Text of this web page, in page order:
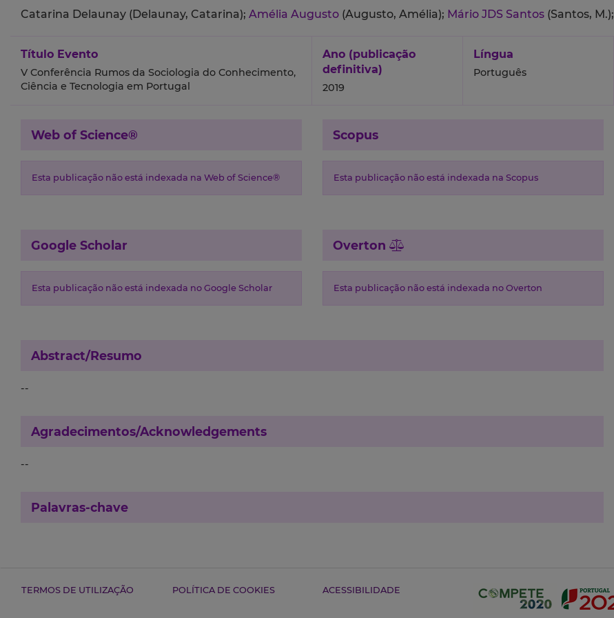
Catarina Delaunay (Delaunay, Catarina); Amélia Augusto (Augusto, Amélia); Mário JDS Santos (Santos, M.);
Título Evento
V Conferência Rumos da Sociologia do Conhecimento,
Ciência e Tecnologia em Portugal
Ano (publicação
definitiva)
2019
Língua
Português
Web of Science®
Esta publicação não está indexada na Web of Science®
Scopus
Esta publicação não está indexada na Scopus
Google Scholar
Esta publicação não está indexada no Google Scholar
Overton
Esta publicação não está indexada no Overton
Abstract/Resumo
--
Agradecimentos/Acknowledgements
--
Palavras-chave
TERMOS DE UTILIZAÇÃO POLÍTICA DE COOKIES ACESSIBILIDADE